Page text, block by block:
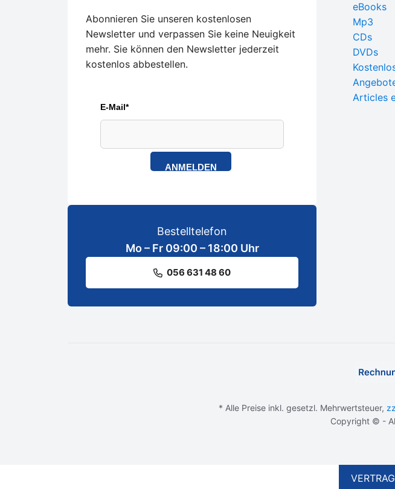
Abonnieren Sie unseren kostenlosen
Newsletter und verpassen Sie keine Neuigkeit
mehr. Sie können den Newsletter jederzeit
kostenlos abbestellen.
E-Mail*
ANMELDEN
Bestelltelefon
Mo – Fr 09:00 – 18:00 Uhr
056 631 48 60
eBooks
Mp3
CDs
DVDs
Articles
* Alle Preise inkl. gesetzl. Mehrwertsteuer,
Copyright © -